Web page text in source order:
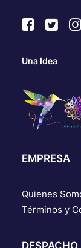
Una Idea
EMPRESA
Quienes
Términos y
DESPACHO